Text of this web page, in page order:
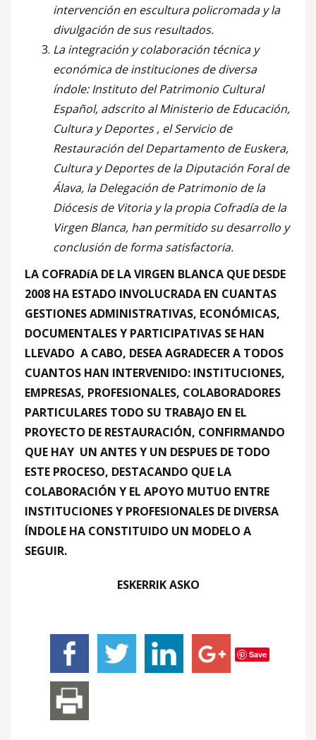
intervención en escultura policromada y la
divulgación de sus resultados.
La integración y colaboración técnica y
económica de instituciones de diversa
índole: Instituto del Patrimonio Cultural
Español, adscrito al Ministerio de Educación,
Cultura y Deportes , el Servicio de
Restauración del Departamento de Euskera,
Cultura y Deportes de la Diputación Foral de
Álava, la Delegación de Patrimonio de la
Diócesis de Vitoria y la propia Cofradía de la
Virgen Blanca, han permitido su desarrollo y
conclusión de forma satisfactoria.
LA COFRADíA DE LA VIRGEN BLANCA QUE DESDE
2008 HA ESTADO INVOLUCRADA EN CUANTAS
GESTIONES ADMINISTRATIVAS, ECONÓMICAS,
DOCUMENTALES Y PARTICIPATIVAS SE HAN
LLEVADO A CABO, DESEA AGRADECER A TODOS
CUANTOS HAN INTERVENIDO: INSTITUCIONES,
EMPRESAS, PROFESIONALES, COLABORADORES
PARTICULARES TODO SU TRABAJO EN EL
PROYECTO DE RESTAURACIÓN, CONFIRMANDO
QUE HAY UN ANTES Y UN DESPUES DE TODO
ESTE PROCESO, DESTACANDO QUE LA
COLABORACIÓN Y EL APOYO MUTUO ENTRE
INSTITUCIONES Y PROFESIONALES DE DIVERSA
ÍNDOLE HA CONSTITUIDO UN MODELO A
SEGUIR.
ESKERRIK ASKO
Save